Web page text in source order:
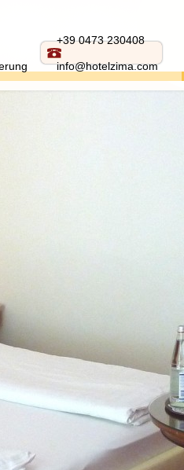
+39 0473 230408
info@hotelzima.com